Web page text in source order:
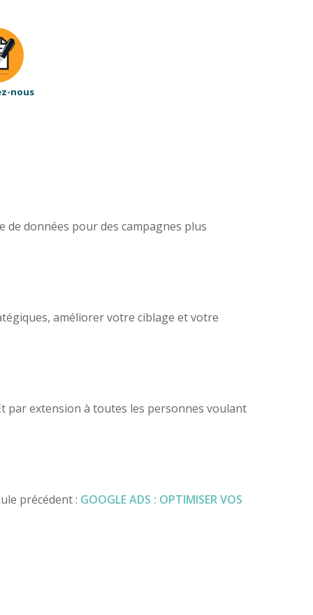
nous
de données pour des campagnes plus
améliorer votre ciblage et votre
par extension à toutes les personnes voulant
précédent : GOOGLE ADS : OPTIMISER VOS